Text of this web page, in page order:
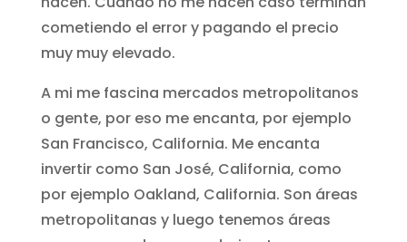
cometiendo el error y pagando el precio
muy muy elevado.
A mi me fascina mercados metropolitanos
o gente, por eso me encanta, por ejemplo
San Francisco, California. Me encanta
invertir como San José, California, como
por ejemplo Oakland, California. Son áreas
metropolitanas y luego tenemos áreas